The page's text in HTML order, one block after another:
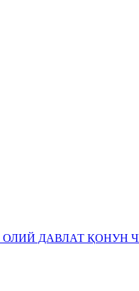
ОЛИЙ ДАВЛАТ ҚОНУН